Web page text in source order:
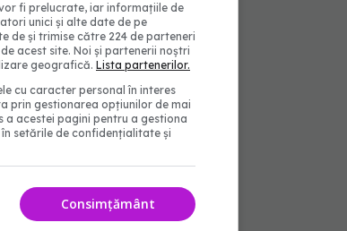
este posibil să nu
a functiona”,
dat, aceasta poate
slabe cum ar fi
ajută la stimularea
fi prelucrate, iar informațiile de
unici și alte date de pe
de și trimise către 224 de parteneri
acest site. Noi și partenerii noștri
geografică. Lista partenerilor.
cu caracter personal în interes
prin gestionarea opțiunilor de mai
a acestei pagini pentru a gestiona
setările de confidențialitate și
Consimțământ